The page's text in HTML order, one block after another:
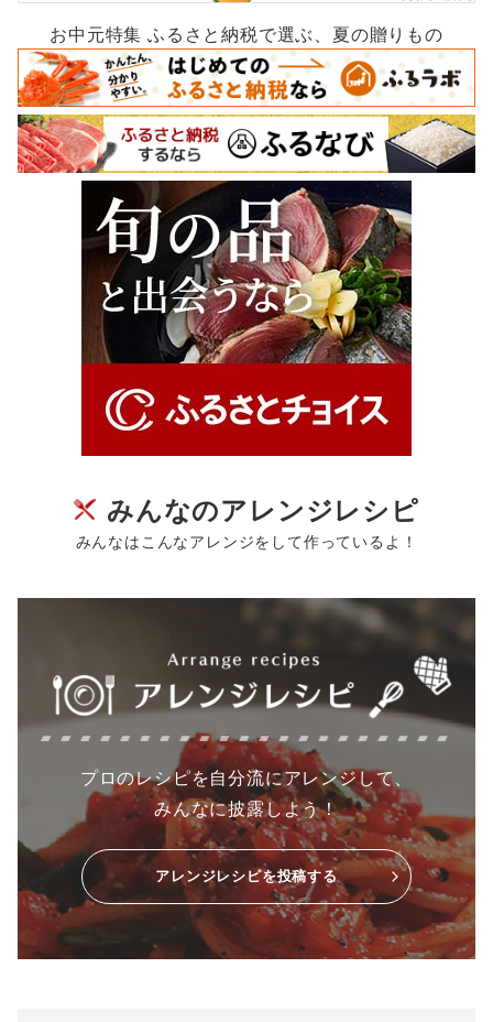
お中元特集 ふるさと納税で選ぶ、夏の贈りもの
みんなのアレンジレシピ
みんなはこんなアレンジをして作っているよ！
プロのレシピを自分流にアレンジして、
みんなに披露しよう！
アレンジレシピを投稿する